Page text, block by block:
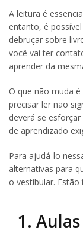
A leitura é
entanto, é
debruçar sobre
você vai ter
aprender da
O que não muda
precisar ler não
deverá se
de aprendizado
Para ajudá-lo
alternativas para
o vestibular. Estão
1.